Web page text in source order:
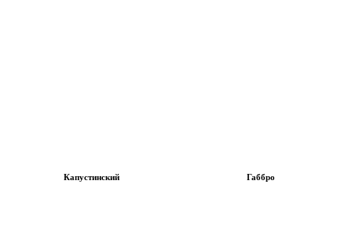
Капустинский Габбро